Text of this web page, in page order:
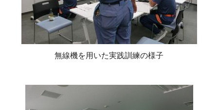
無線機を用いた実践訓練の様子